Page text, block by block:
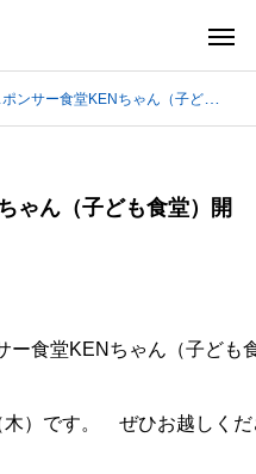
サー食堂KENちゃん（子ども食堂）開催
ん（子ども食堂）開
ー食堂KENちゃん（子ども
木）です。 ぜひお越しくだ